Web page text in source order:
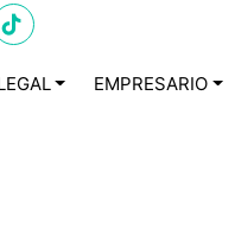
EMPRESARIO